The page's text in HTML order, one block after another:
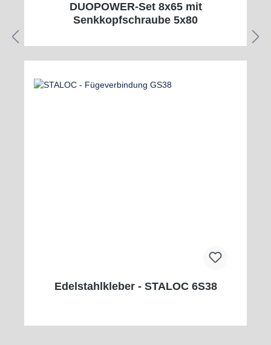
DUOPOWER-Set 8x65 mit
Senkkopfschraube 5x80
Edelstahlkleber - STALOC 6S38